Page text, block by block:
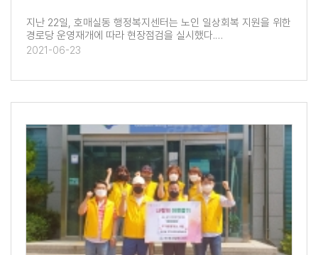
지난 22일, 호매실동 행정복지센터는 노인 일상회복 지원을 위한
경로당 운영재개에 따라 현장점검을 실시했다.…
2021-06-23